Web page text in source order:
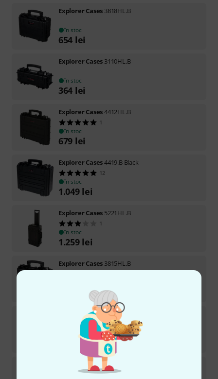
Explorer Cases 3818HL.B
în stoc
654 lei
Explorer Cases 3110HL.B
în stoc
364 lei
Explorer Cases4412HL.B
1
în stoc
679 lei
Explorer Cases4419.B Black
12
în stoc
1.049 lei
Explorer Cases 5221HL.B
1
în stoc
1.259 lei
Explorer Cases 3815HL.B
Explorer CasesTSA Digilock
în stoc
lei
Explorer Cases 4216HL.B